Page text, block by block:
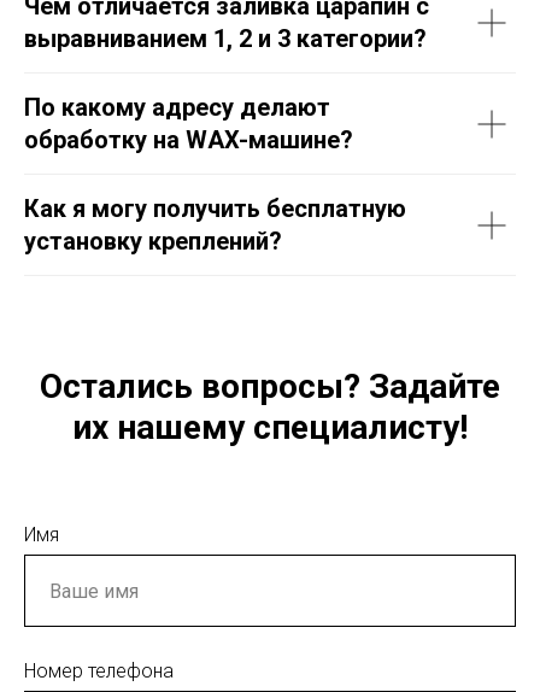
Чем отличается заливка царапин с
выравниванием 1, 2 и 3 категории?
По какому адресу делают
обработку на WAX-машине?
Как я могу получить бесплатную
установку креплений?
Остались вопросы? Задайте
их нашему специалисту!
Имя
Номер телефона